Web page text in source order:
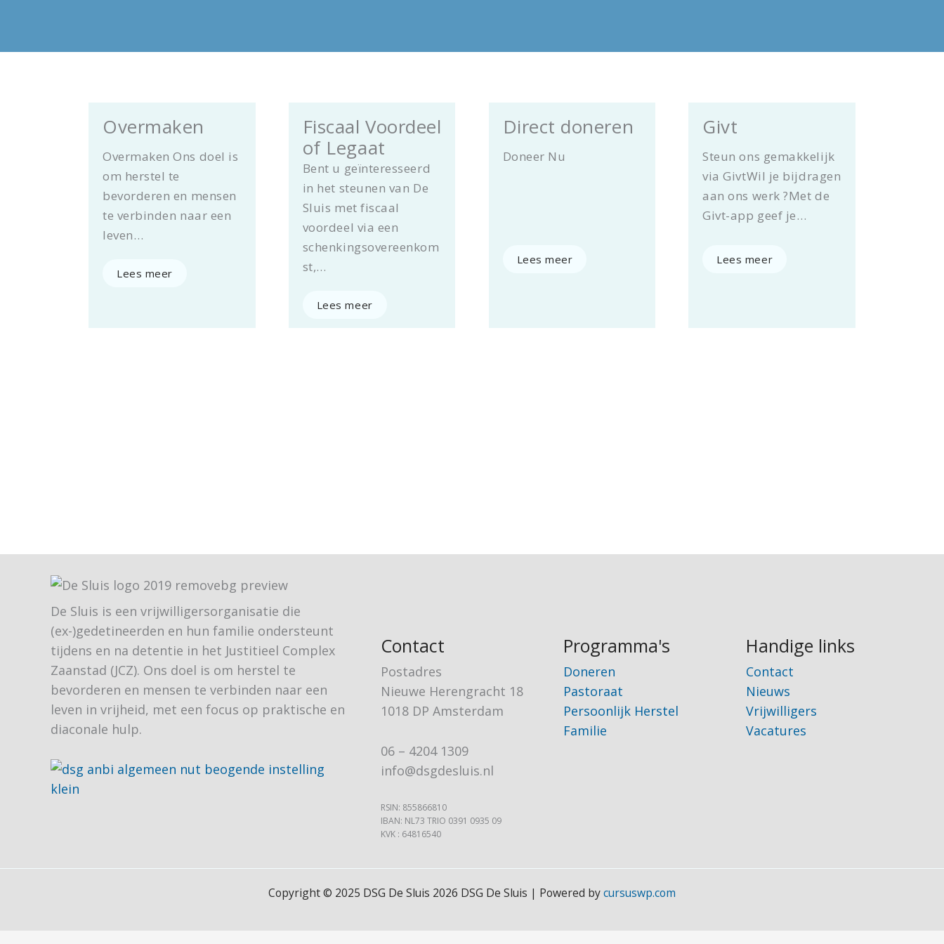
Overmaken
Overmaken Ons doel is
om herstel te
bevorderen en mensen
te verbinden naar een
leven…
Lees meer
Fiscaal Voordeel
of Legaat
Bent u geïnteresseerd
in het steunen van De
Sluis met fiscaal
voordeel via een
schenkingsovereenkom
st,…
Lees meer
Direct doneren
Doneer Nu
Lees meer
Givt
Steun ons gemakkelijk
via GivtWil je bijdragen
aan ons werk ?Met de
Givt-app geef je…
Lees meer
De Sluis is een vrijwilligersorganisatie die
(ex-)gedetineerden en hun familie ondersteunt
tijdens en na detentie in het Justitieel Complex
Zaanstad (JCZ). Ons doel is om herstel te
bevorderen en mensen te verbinden naar een
leven in vrijheid, met een focus op praktische en
diaconale hulp​.
Contact
Postadres
Nieuwe Herengracht 18
1018 DP Amsterdam
06 – 4204 1309
info@dsgdesluis.nl
RSIN: 855866810
IBAN: NL73 TRIO 0391 0935 09
KVK : 64816540
Programma's
Doneren
Pastoraat
Persoonlijk Herstel
Familie
Handige links
Contact
Nieuws
Vrijwilligers
Vacatures
Copyright © 2025 DSG De Sluis 2026 DSG De Sluis | Powered bycursuswp.com